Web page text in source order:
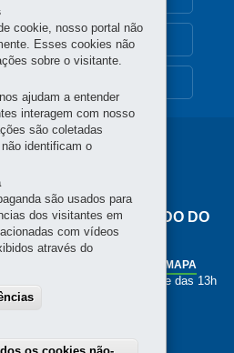
E MEDIDAS DO ESTADO DO
Bacacheri MAPA
a sexta, das 8h às 12h e das 13h
às 17h
cookie, nosso portal não
Esses cookies não
sobre o visitante.
ajudam a entender
interagem com nosso
são coletadas
identificam o
são usados para
dos visitantes em
com vídeos
através do